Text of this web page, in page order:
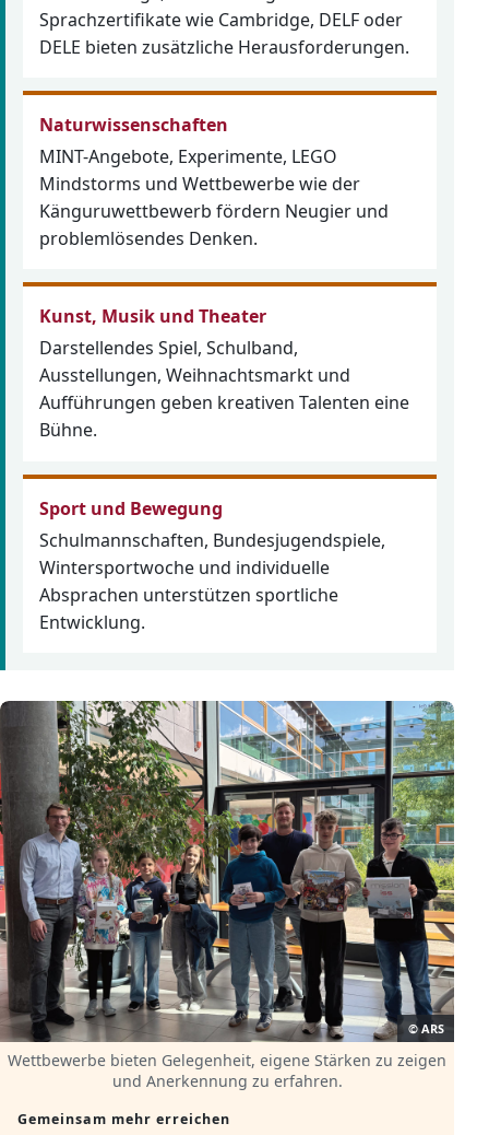
Sprachzertifikate wie Cambridge, DELF oder
DELE bieten zusätzliche Herausforderungen.
Naturwissenschaften
MINT-Angebote, Experimente, LEGO
Mindstorms und Wettbewerbe wie der
Känguruwettbewerb fördern Neugier und
problemlösendes Denken.
Kunst, Musik und Theater
Darstellendes Spiel, Schulband,
Ausstellungen, Weihnachtsmarkt und
Aufführungen geben kreativen Talenten eine
Bühne.
Sport und Bewegung
Schulmannschaften, Bundesjugendspiele,
Wintersportwoche und individuelle
Absprachen unterstützen sportliche
Entwicklung.
© ARS
Wettbewerbe bieten Gelegenheit, eigene Stärken zu zeigen
und Anerkennung zu erfahren.
Gemeinsam mehr erreichen